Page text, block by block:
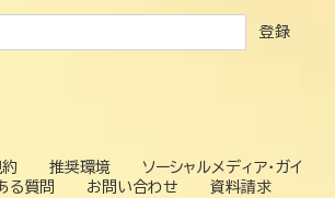
登録
推奨環境
ソーシャルメディア・ガイ
る質問 お問い合わせ 資料請求